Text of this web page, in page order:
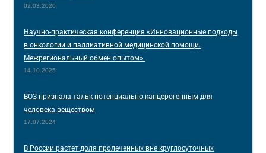
02.03.2026
Научно-практическая конференция «Инновационные подходы
в онкологии и паллиативной медицинской помощи.
Межрегиональный обмен опытом».
14.10.2025
ВОЗ признала тальк потенциально канцерогенным для
человека веществом
17.07.2024
В России растет доля пролеченных вне круглосуточных